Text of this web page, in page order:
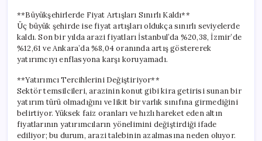
**Büyükşehirlerde Fiyat Artışları Sınırlı Kaldı**
Üç büyük şehirde ise fiyat artışları oldukça sınırlı seviyelerde
kaldı. Son bir yılda arazi fiyatları İstanbul’da %20,38, İzmir’de
%12,61 ve Ankara’da %8,04 oranında artış göstererek
yatırımcıyı enflasyona karşı koruyamadı.
**Yatırımcı Tercihlerini Değiştiriyor**
Sektör temsilcileri, arazinin konut gibi kira getirisi sunan bir
yatırım türü olmadığını ve likit bir varlık sınıfına girmediğini
belirtiyor. Yüksek faiz oranları ve hızlı hareket eden altın
fiyatlarının yatırımcıların yönelimini değiştirdiği ifade
ediliyor; bu durum, arazi talebinin azalmasına neden oluyor.